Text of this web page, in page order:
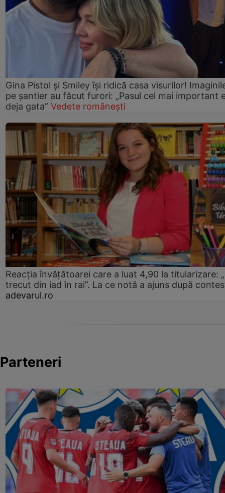
Gina Pistol și Smiley își ridică casa visurilor!
pe șantier au făcut furori: „Pasul cel mai important
deja gata” Vedete românești
Reacția învățătoarei care a luat 4,90 la titularizare:
trecut din iad în rai”. La ce notă a ajuns după
adevarul.ro
Parteneri